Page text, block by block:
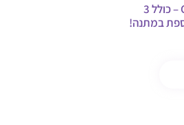
פח חיתולים Classic XL – כולל 3
במתנה!